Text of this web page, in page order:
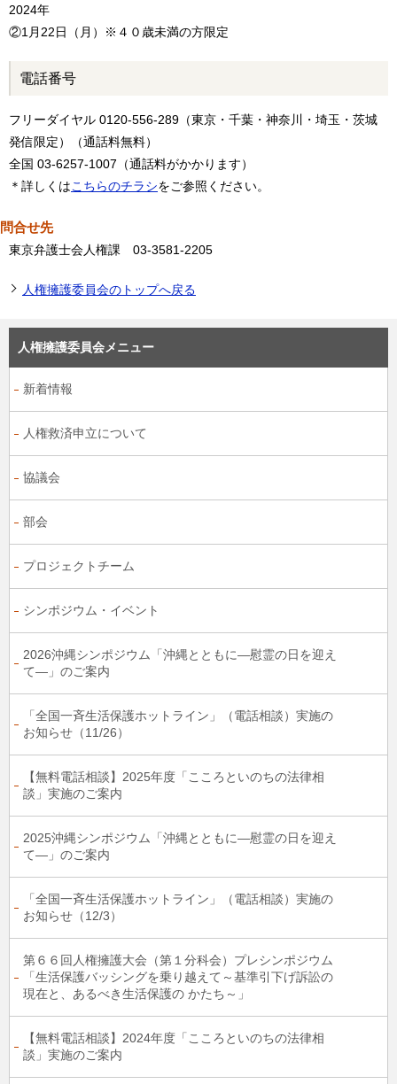
2024年
②1月22日（月）※４０歳未満の方限定
電話番号
フリーダイヤル 0120-556-289（東京・千葉・神奈川・埼玉・茨城
発信限定）（通話料無料）
全国 03-6257-1007（通話料がかかります）
＊詳しくはこちらのチラシをご参照ください。
問合せ先
東京弁護士会人権課 03-3581-2205
人権擁護委員会のトップへ戻る
人権擁護委員会メニュー
新着情報
人権救済申立について
協議会
部会
プロジェクトチーム
シンポジウム・イベント
2026沖縄シンポジウム「沖縄とともに―慰霊の日を迎え
て―」のご案内
「全国一斉生活保護ホットライン」（電話相談）実施の
お知らせ（11/26）
【無料電話相談】2025年度「こころといのちの法律相
談」実施のご案内
2025沖縄シンポジウム「沖縄とともに―慰霊の日を迎え
て―」のご案内
「全国一斉生活保護ホットライン」（電話相談）実施の
お知らせ（12/3）
第６６回人権擁護大会（第１分科会）プレシンポジウム
「生活保護バッシングを乗り越えて～基準引下げ訴訟の
現在と、あるべき生活保護の かたち～」
【無料電話相談】2024年度「こころといのちの法律相
談」実施のご案内